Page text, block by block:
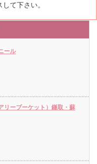
て下さい。
ール
ーブーケット）鎌取・蘇